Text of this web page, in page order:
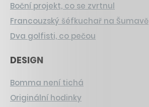
Boční projekt, co se zvrtnul
Francouzský šéfkuchař na Šumavě
Dva golfisti, co pečou
DESIGN
Bomma není tichá
Originální hodinky